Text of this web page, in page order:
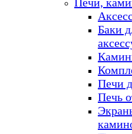
Баки
Печи
Печь